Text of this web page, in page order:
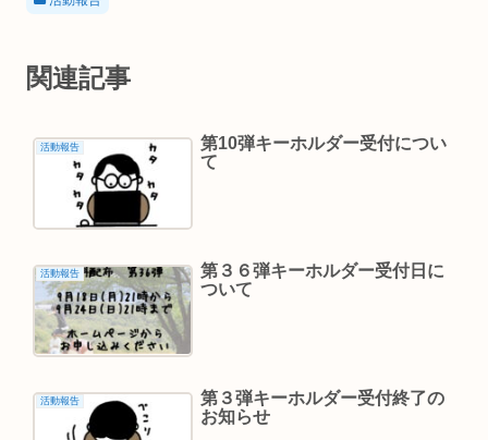
関連記事
活動報告
第10弾キーホルダー受付につい
て
活動報告
第３６弾キーホルダー受付日に
ついて
活動報告
第３弾キーホルダー受付終了の
お知らせ